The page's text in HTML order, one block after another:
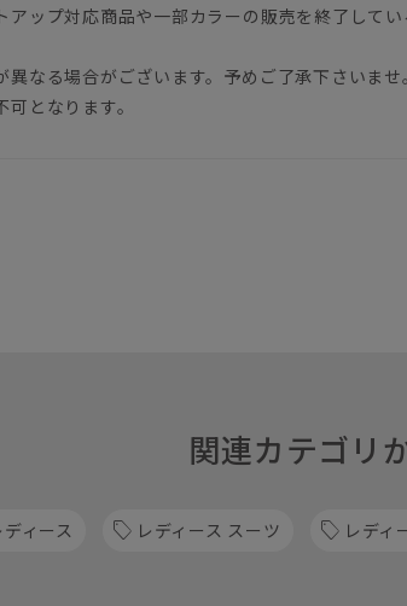
ップ対応商品や一部カラーの販売を終了してい
なる場合がございます。予めご了承下さいませ。
となります。
関連カテゴリ
ディース レディース スーツ レディ